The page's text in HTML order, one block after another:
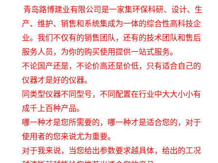
青岛路博建业有限公司是一家集环保科研、设计、生
产、维护、销售和系统集成为一体的综合性高科技企
业。我们不仅有的销售团队，还有的技术团队和售后
服务人员，为你的购买使用提供一站式服务。
不论国产还是，不论价高还是价低，只有适合自己的
仪器才是好的仪器。
同类型仪器不同型号，不同配置在行业中大大小小有
成千上百种产品。
哪一种才是您所需要的，哪一种才是适合您的，对于
使用者的您来说尤为重要。
对于我来说，当您给出参数要求越具体，给出的工况